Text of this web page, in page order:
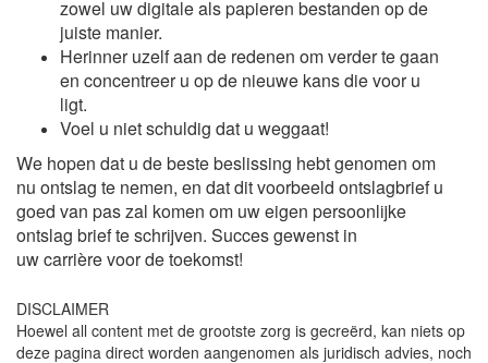
zowel uw digitale als papieren bestanden op de
juiste manier.
Herinner uzelf aan de redenen om verder te gaan
en concentreer u op de nieuwe kans die voor u
ligt.
Voel u niet schuldig dat u weggaat!
We hopen dat u de beste beslissing hebt genomen om
nu ontslag te nemen, en dat dit voorbeeld ontslagbrief u
goed van pas zal komen om uw eigen persoonlijke
ontslag brief te schrijven. Succes gewenst in
uw carrièrevoor de toekomst!
DISCLAIMER
Hoewel all content met de grootste zorg is gecreërd, kan niets op
deze pagina direct worden aangenomen als juridisch advies, noch